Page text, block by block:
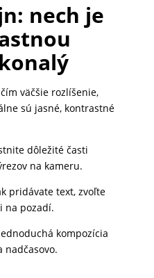
nech je
väčšie rozlíšenie,
sú jasné, kontrastné
dôležité časti
na kameru.
pridávate text, zvoľte
na pozadí.
kompozícia
nadčasovo.